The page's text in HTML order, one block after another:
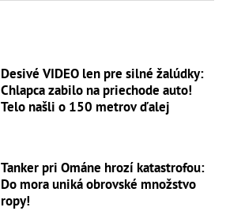
Desivé VIDEO len pre silné žalúdky:
Chlapca zabilo na priechode auto!
Telo našli o 150 metrov ďalej
Tanker pri Ománe hrozí katastrofou:
Do mora uniká obrovské množstvo
ropy!